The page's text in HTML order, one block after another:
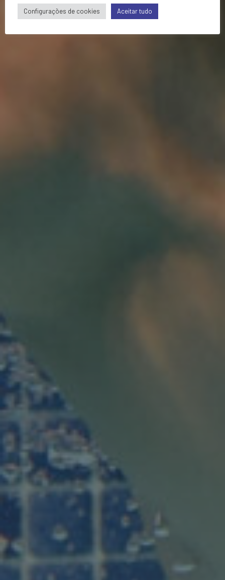
Configurações de cookies Aceitar tudo